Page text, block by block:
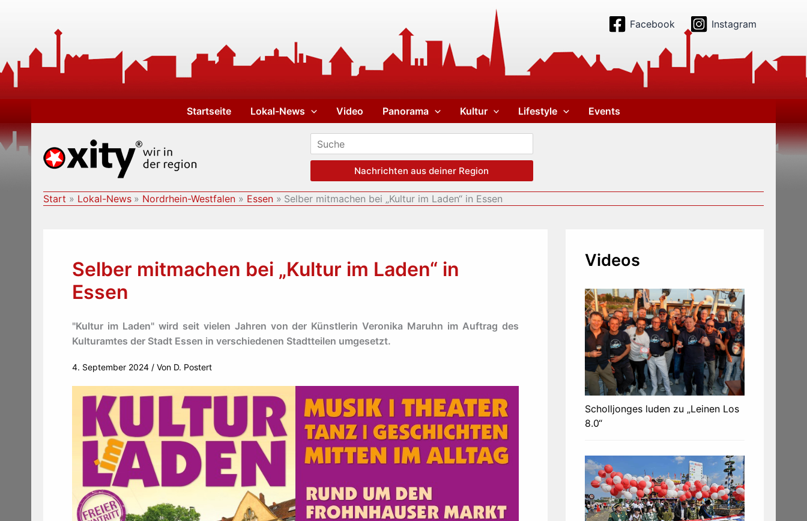
Facebook Instagram
Startseite Lokal-News Video Panorama Kultur Lifestyle Events
Nachrichten aus deiner Region
Start Lokal-News Nordrhein-Westfalen Essen Selber mitmachen bei „Kultur im Laden“ in Essen
Selber mitmachen bei „Kultur im Laden“ in
Essen
"Kultur im Laden" wird seit vielen Jahren von der Künstlerin Veronika Maruhn im Auftrag des
Kulturamtes der Stadt Essen in verschiedenen Stadtteilen umgesetzt.
4. September 2024 / Von D. Postert
Videos
Scholljonges luden zu „Leinen Los
8.0“